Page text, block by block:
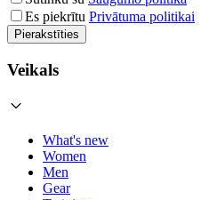
Es piekrītu Privātuma politikai
Pierakstīties
Veikals
What's new
Women
Men
Gear